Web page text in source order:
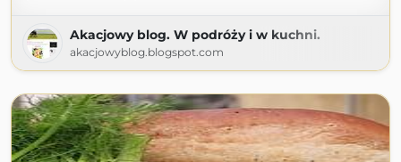
Akacjowy blog. W podróży i w kuchni.
akacjowyblog.blogspot.com